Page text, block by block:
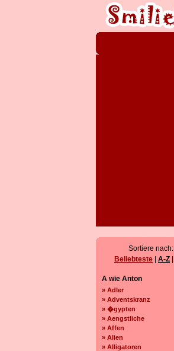
Sortiere nach:
Beliebteste
A-Z
A wie Anton
» Adler
» Adventskranz
» �gypten
» Aengstliche
» Affen
» Alien
» Alligatoren